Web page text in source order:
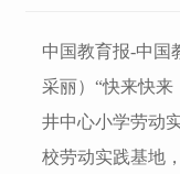
中国教育报-中国
采丽）“快来快
井中心小学劳动
校劳动实践基地